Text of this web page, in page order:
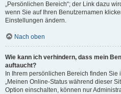
„Persönlichen Bereich“; der Link dazu
wenn Sie auf Ihren Benutzernamen
Einstellungen ändern.
Nach oben
Wie kann ich verhindern, dass mein
auftaucht?
In Ihrem persönlichen Bereich finden
„Meinen Online-Status während dieser
Option einschalten, können nur